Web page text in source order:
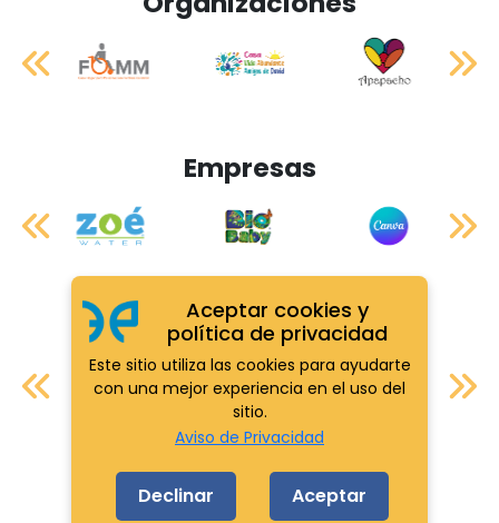
Empresas
Aliados
Aceptar cookies y
política de privacidad
Este sitio utiliza las cookies para ayudarte
con una mejor experiencia en el uso del
sitio.
Aviso de Privacidad
Declinar Aceptar